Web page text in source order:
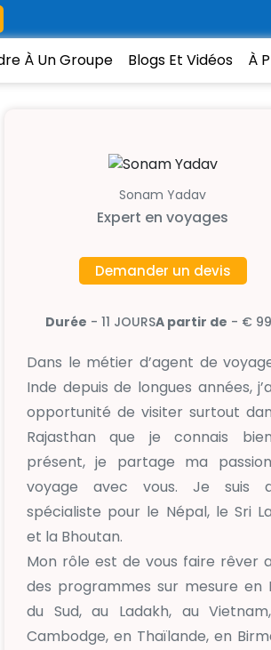
À Un Groupe Blogs Et Vidéos À
Sonam Yadav
Expert en voyages
Demander un devis
Durée - 11 JOURSA partir de - €
Dans le métier d’agent de
Inde depuis de longues années,
opportunité de visiter surtout
Rajasthan que je connais
présent, je partage ma
voyage avec vous. Je suis
spécialiste pour le Népal, le Sri
et la Bhoutan.
Mon rôle est de vous faire rêver
des programmes sur mesure en
du Sud, au Ladakh, au
Cambodge, en Thaïlande, en